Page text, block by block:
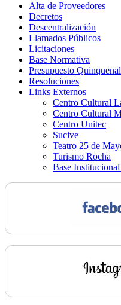
Alta de Proveedores
Decretos
Descentralización
Llamados Públicos
Licitaciones
Base Normativa
Presupuesto
Resoluciones
Links Externos
Centro Cultural
Centro Cultural
Centro Unitec
Sucive
Teatro 25 de
Turismo Rocha
Base